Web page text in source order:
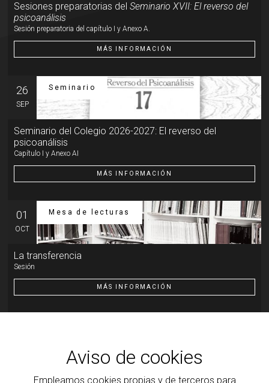
Aviso de cookies
Empleamos cookies propias y de terceros para
Sesiones preparatorias delSeminario XVII: El reverso del
psicoanálisis
Sesión preparatoria del capítulo I y Anexo A.
MÁS INFORMACIÓN
26
SEP
Seminario
Seminario del Colegio 2026-2027: El reverso del
psicoanálisis
Capítulo I y Anexo AI
MÁS INFORMACIÓN
01
OCT
Mesa de lecturas
La transferencia
Sesión
MÁS INFORMACIÓN
la ilumina